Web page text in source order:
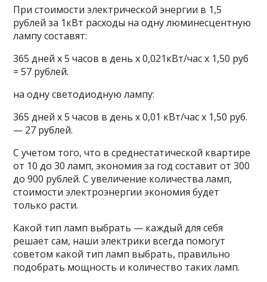
При стоимости электрической энергии в 1,5
рублей за 1кВт расходы на одну люминесцентную
лампу составят:
365 дней х 5 часов в день х 0,021кВт/час х 1,50 руб
= 57 рублей.
на одну светодиодную лампу:
365 дней х 5 часов в день х 0,01 кВт/час х 1,50 руб.
— 27 рублей.
С учетом того, что в среднестатической квартире
от 10 до 30 ламп, экономия за год составит от 300
до 900 рублей. С увеличение количества ламп,
стоимости электроэнергии экономия будет
только расти.
Какой тип ламп выбрать — каждый для себя
решает сам, наши электрики всегда помогут
советом какой тип ламп выбрать, правильно
подобрать мощность и количество таких ламп.